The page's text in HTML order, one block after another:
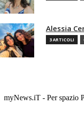
Alessia
3 ARTICOLI
myNews.iT - Per spazio